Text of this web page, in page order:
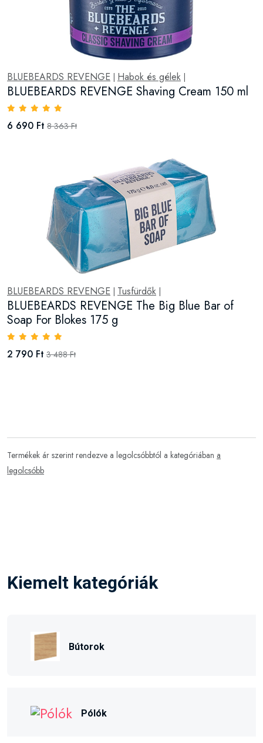
BLUEBEARDS REVENGE Habok és gélek
BLUEBEARDS REVENGE Shaving Cream 150 ml
6 690 Ft 8 363 Ft
BLUEBEARDS REVENGE Tusfürdők
BLUEBEARDS REVENGE The Big Blue Bar of
Soap For Blokes 175 g
2 790 Ft 3 488 Ft
Termékek ár szerint rendezve a legolcsóbbtól a kategóriában a
legolcsóbb
Kiemelt kategóriák
Bútorok
Pólók